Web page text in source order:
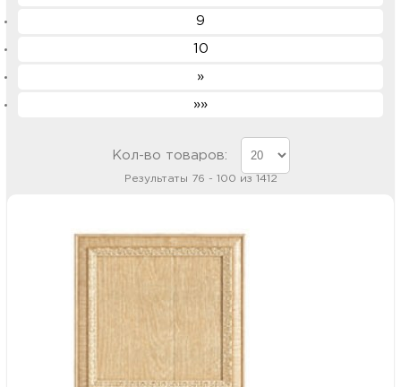
9
10
»
»»
Кол-во товаров:
Результаты 76 - 100 из 1412